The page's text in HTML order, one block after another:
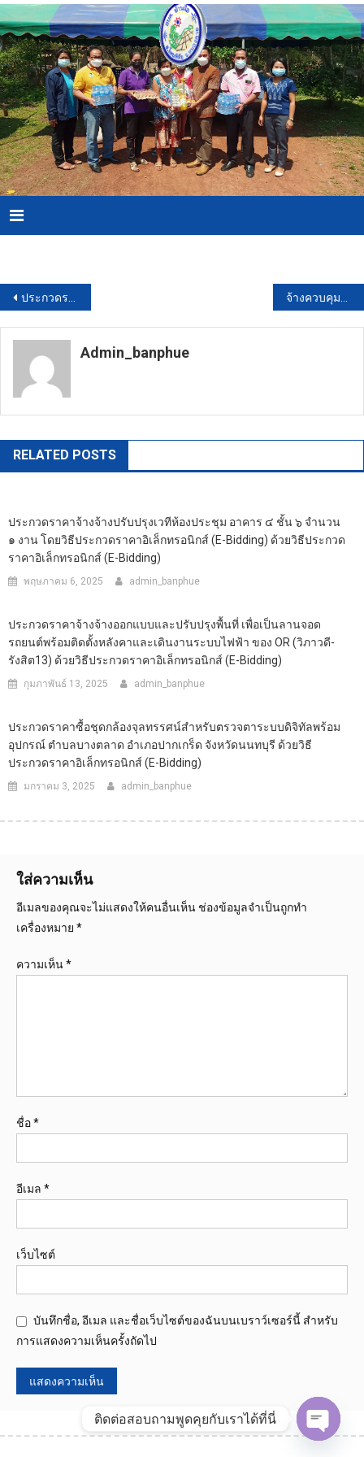
Skip
to
content
Menu
แนะแนว
เรื่อง
ประกวดราคาซื้อยา Dutasteride 500 mcg + Tamsulosin hydrochloride 400 mcg capsule, hard จำนวน 132,000 เม็ด ด้วยวิธีประกวดราคาอิเล็กทรอนิกส์ (e-bidding)
Admin_banphue
RELATED POSTS
ประกวดราคาจ้างจ้างปรับปรุงเวทีห้องประชุม อาคาร ๔ ชั้น ๖ จำนวน
๑ งาน โดยวิธีประกวดราคาอิเล็กทรอนิกส์ (e-Bidding) ด้วยวิธีประกวด
ราคาอิเล็กทรอนิกส์ (e-Bidding)
พฤษภาคม 6, 2025 admin_banphue
ประกวดราคาจ้างจ้างออกแบบและปรับปรุงพื้นที่ เพื่อเป็นลานจอด
รถยนต์พร้อมติดตั้งหลังคาและเดินงานระบบไฟฟ้า ของ OR (วิภาวดี-
รังสิต13) ด้วยวิธีประกวดราคาอิเล็กทรอนิกส์ (e-Bidding)
กุมภาพันธ์ 13, 2025 admin_banphue
ประกวดราคาซื้อชุดกล้องจุลทรรศน์สำหรับตรวจตาระบบดิจิทัลพร้อม
อุปกรณ์ ตำบลบางตลาด อำเภอปากเกร็ด จังหวัดนนทบุรี ด้วยวิธี
ประกวดราคาอิเล็กทรอนิกส์ (e-Bidding)
มกราคม 3, 2025 admin_banphue
ใส่ความเห็น
อีเมลของคุณจะไม่แสดงให้คนอื่นเห็น ช่องข้อมูลจำเป็นถูกทำ
เครื่องหมาย *
ความเห็น*
ชื่อ*
อีเมล *
เว็บไซต์
บันทึกชื่อ, อีเมล และชื่อเว็บไซต์ของฉันบนเบราว์เซอร์นี้ สำหรับ
การแสดงความเห็นครั้งถัดไป
ติดต่อสอบถามพูดคุยกับเราได้ที่นี่
Open